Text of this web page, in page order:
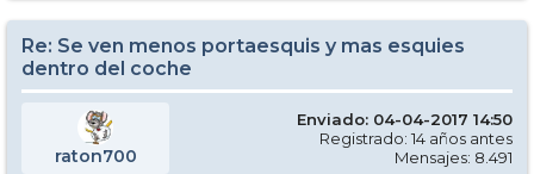
Re: Se ven menos portaesquis y mas esquies
dentro del coche
raton700
Enviado: 04-04-2017 14:50
Registrado: 14 años antes
Mensajes: 8.491